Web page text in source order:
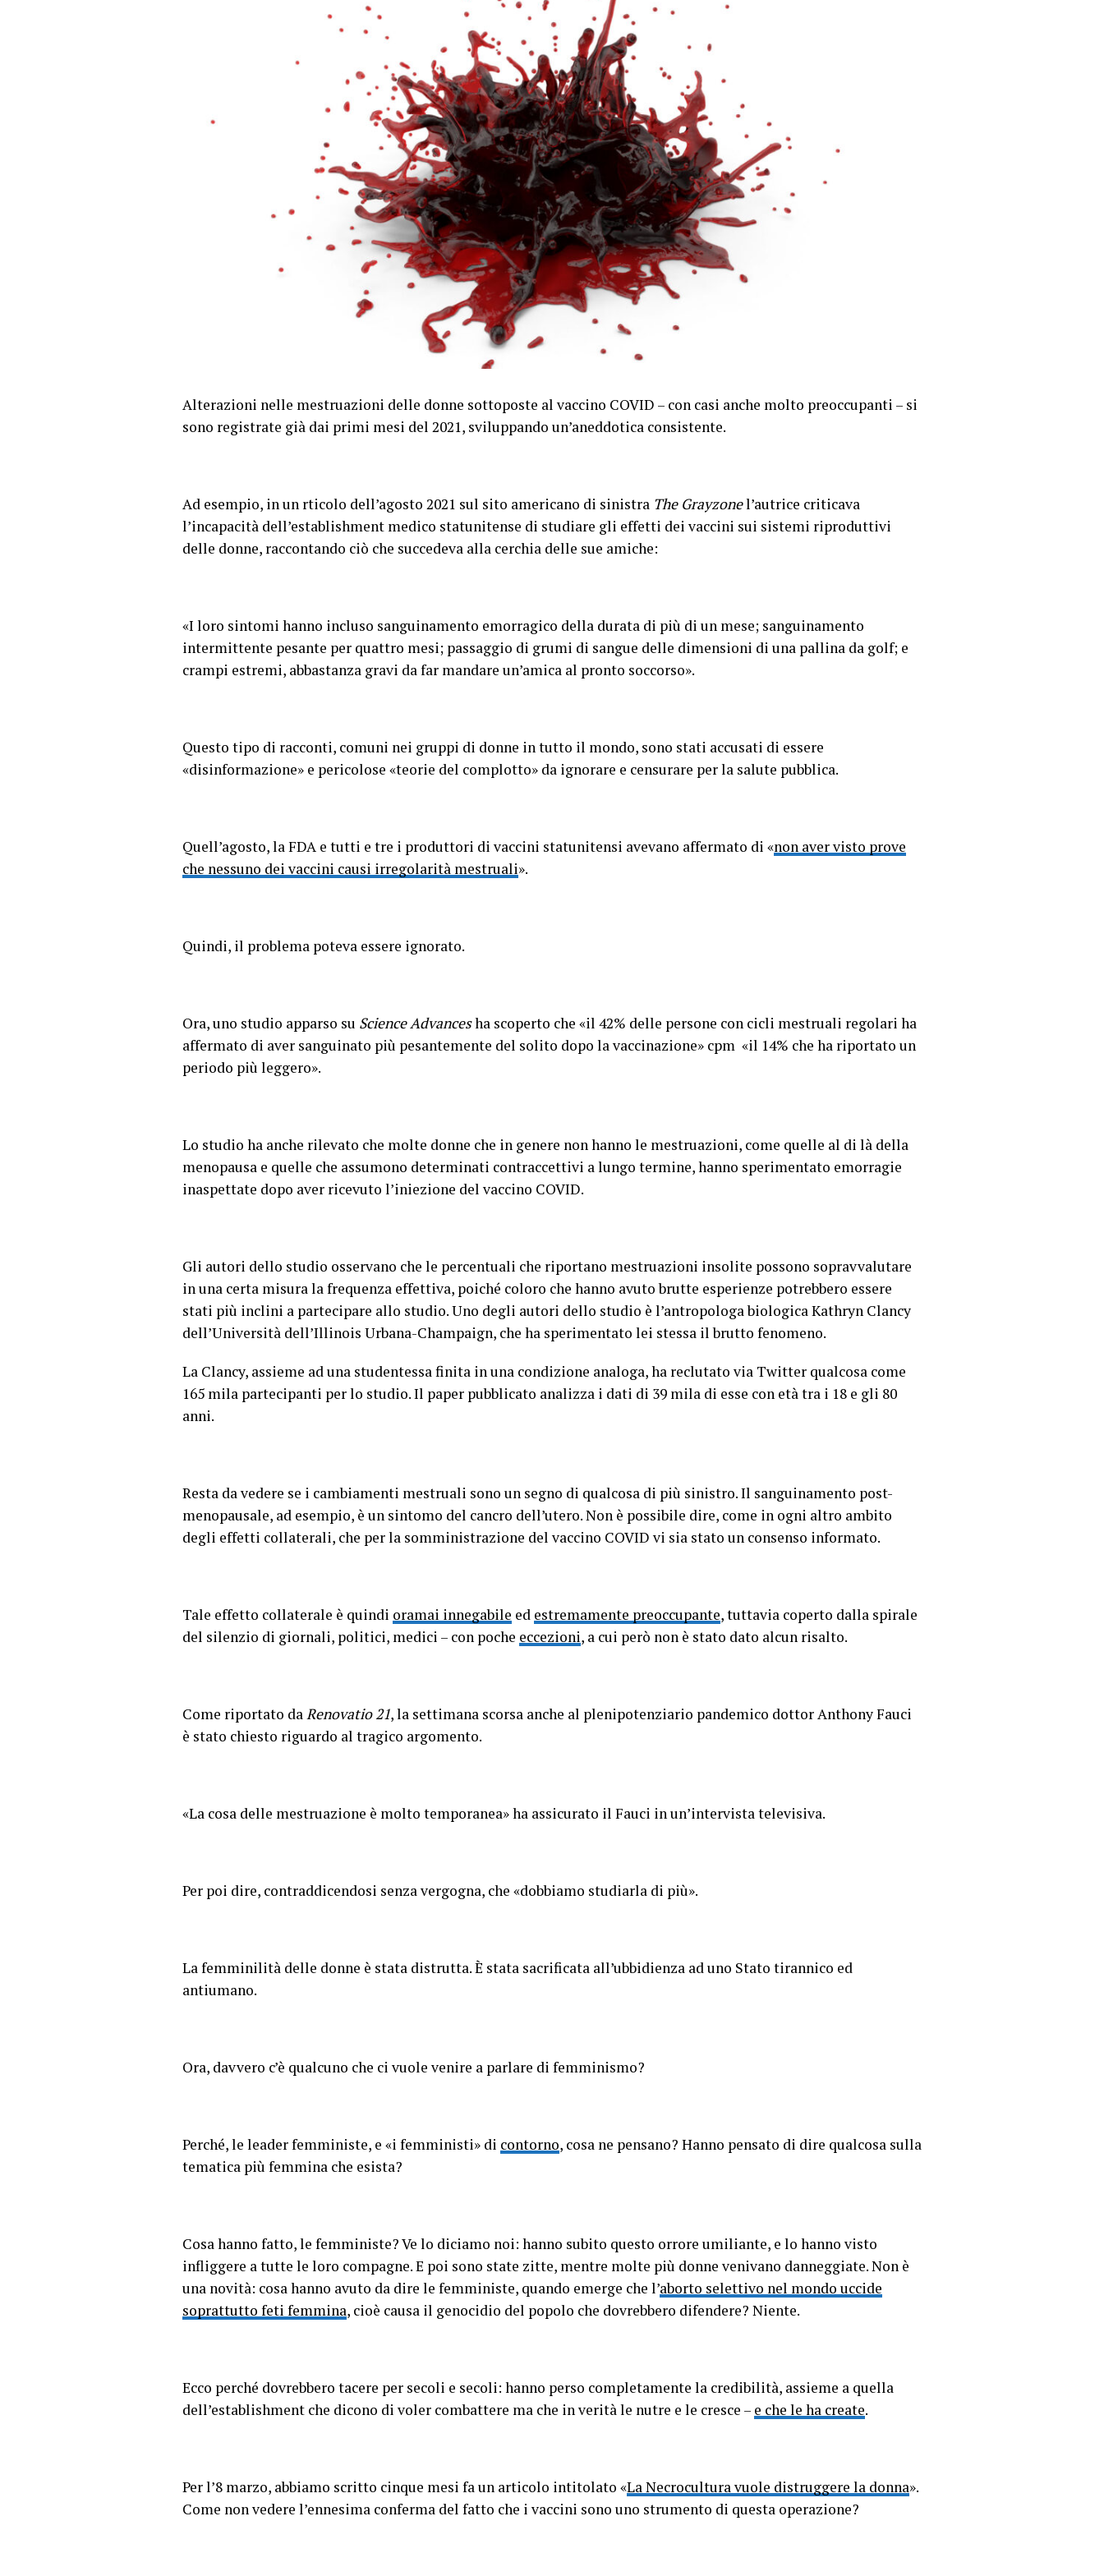
Alterazioni nelle mestruazioni delle donne sottoposte al vaccino COVID – con casi anche molto preoccupanti – si
sono registrate già dai primi mesi del 2021, sviluppando un’aneddotica consistente.
Ad esempio, in un rticolo dell’agosto 2021 sul sito americano di sinistra The Grayzonel’autrice criticava
l’incapacità dell’establishment medico statunitense di studiare gli effetti dei vaccini sui sistemi riproduttivi
delle donne, raccontando ciò che succedeva alla cerchia delle sue amiche:
«I loro sintomi hanno incluso sanguinamento emorragico della durata di più di un mese; sanguinamento
intermittente pesante per quattro mesi; passaggio di grumi di sangue delle dimensioni di una pallina da golf; e
crampi estremi, abbastanza gravi da far mandare un’amica al pronto soccorso».
Questo tipo di racconti, comuni nei gruppi di donne in tutto il mondo, sono stati accusati di essere
«disinformazione» e pericolose «teorie del complotto» da ignorare e censurare per la salute pubblica.
Quell’agosto, la FDA e tutti e tre i produttori di vaccini statunitensi avevano affermato di «non aver visto prove
che nessuno dei vaccini causi irregolarità mestruali».
Quindi, il problema poteva essere ignorato.
Ora, uno studio apparso su Science Advancesha scoperto che «il 42% delle persone con cicli mestruali regolari ha
affermato di aver sanguinato più pesantemente del solito dopo la vaccinazione» cpm «il 14% che ha riportato un
periodo più leggero».
Lo studio ha anche rilevato che molte donne che in genere non hanno le mestruazioni, come quelle al di là della
menopausa e quelle che assumono determinati contraccettivi a lungo termine, hanno sperimentato emorragie
inaspettate dopo aver ricevuto l’iniezione del vaccino COVID.
Gli autori dello studio osservano che le percentuali che riportano mestruazioni insolite possono sopravvalutare
in una certa misura la frequenza effettiva, poiché coloro che hanno avuto brutte esperienze potrebbero essere
stati più inclini a partecipare allo studio. Uno degli autori dello studio è l’antropologa biologica Kathryn Clancy
dell’Università dell’Illinois Urbana-Champaign, che ha sperimentato lei stessa il brutto fenomeno.
La Clancy, assieme ad una studentessa finita in una condizione analoga, ha reclutato via Twitter qualcosa come
165 mila partecipanti per lo studio. Il paper pubblicato analizza i dati di 39 mila di esse con età tra i 18 e gli 80
anni.
Resta da vedere se i cambiamenti mestruali sono un segno di qualcosa di più sinistro. Il sanguinamento post-
menopausale, ad esempio, è un sintomo del cancro dell’utero. Non è possibile dire, come in ogni altro ambito
degli effetti collaterali, che per la somministrazione del vaccino COVID vi sia stato un consenso informato.
Tale effetto collaterale è quindi oramai innegabile ed estremamente preoccupante, tuttavia coperto dalla spirale
del silenzio di giornali, politici, medici – con poche eccezioni, a cui però non è stato dato alcun risalto.
Come riportato daRenovatio 21, la settimana scorsa anche al plenipotenziario pandemico dottor Anthony Fauci
è stato chiesto riguardo al tragico argomento.
«La cosa delle mestruazione è molto temporanea» ha assicurato il Fauci in un’intervista televisiva.
Per poi dire, contraddicendosi senza vergogna, che «dobbiamo studiarla di più».
La femminilità delle donne è stata distrutta. È stata sacrificata all’ubbidienza ad uno Stato tirannico ed
antiumano.
Ora, davvero c’è qualcuno che ci vuole venire a parlare di femminismo?
Perché, le leader femministe, e «i femministi» di contorno, cosa ne pensano? Hanno pensato di dire qualcosa sulla
tematica più femmina che esista?
Cosa hanno fatto, le femministe? Ve lo diciamo noi: hanno subito questo orrore umiliante, e lo hanno visto
infliggere a tutte le loro compagne. E poi sono state zitte, mentre molte più donne venivano danneggiate. Non è
una novità: cosa hanno avuto da dire le femministe, quando emerge che l’aborto selettivo nel mondo uccide
soprattutto feti femmina, cioè causa il genocidio del popolo che dovrebbero difendere? Niente.
Ecco perché dovrebbero tacere per secoli e secoli: hanno perso completamente la credibilità, assieme a quella
dell’establishment che dicono di voler combattere ma che in verità le nutre e le cresce – e che le ha create.
Per l’8 marzo, abbiamo scritto cinque mesi fa un articolo intitolato «La Necrocultura vuole distruggere la donna».
Come non vedere l’ennesima conferma del fatto che i vaccini sono uno strumento di questa operazione?